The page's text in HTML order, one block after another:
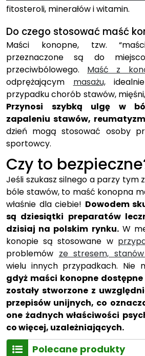
fitosteroli, minerałów i witamin.
Do czego stosować maść
Maści konopne, tzw.
przeznaczone są do
przeciwbólowego. Maść z
odprężającym masażu,
przypadku chorób stawów,
Przynosi szybką ulgę w
zapaleniu stawów,
dzień mogą stosować osoby
sportowcy.
Czy to
Jeśli szukasz silnego a parzy tym
bóle stawów, to maść konopna
właśnie dla ciebie! Dowodem
są dziesiątki preparatów
dzisiaj na polskim rynku.W
konopie są stosowane w
problemów ze stresem,
wielu innych przypadkach. Nie
gdyż maści konopne
zostały stworzone z
przepisów unijnych, co
one żadnych właściwości
co więcej, uzależniających.
Polecane produkty